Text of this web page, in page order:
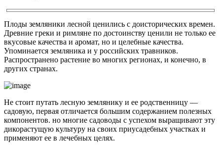
Плоды земляники лесной ценились с доисторических времен.
Древние греки и римляне по достоинству ценили не только ее
вкусовые качества и аромат, но и целебные качества.
Упоминается земляника и у российских травников.
Распространено растение во многих регионах, и конечно, в
других странах.
Не стоит путать лесную землянику и ее родственницу —
садовую, первая отличается большим содержанием полезных
компонентов. но многие садоводы с успехом выращивают эту
дикорастущую культуру на своих приусадебных участках и
применяют ее в лечебных целях.